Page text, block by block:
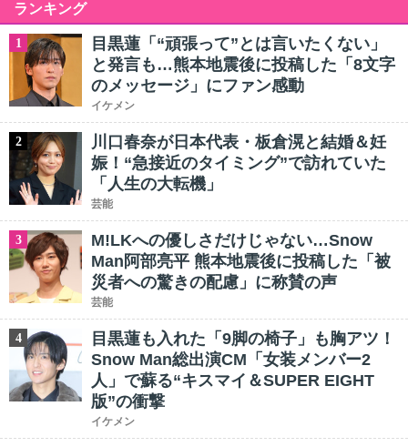
ランキング
1
目黒蓮「“頑張って”とは言いたくない」
と発言も…熊本地震後に投稿した「8文字
のメッセージ」にファン感動
イケメン
2
川口春奈が日本代表・板倉滉と結婚＆妊
娠！“急接近のタイミング”で訪れていた
「人生の大転機」
芸能
3
M!LKへの優しさだけじゃない…Snow
Man阿部亮平 熊本地震後に投稿した「被
災者への驚きの配慮」に称賛の声
芸能
4
目黒蓮も入れた「9脚の椅子」も胸アツ！
Snow Man総出演CM「女装メンバー2
人」で蘇る“キスマイ＆SUPER EIGHT
版”の衝撃
イケメン